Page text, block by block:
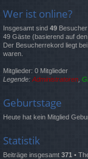
Wer ist online?
Insgesamt sind 49
49 Gäste (basierend auf
Der Besucherrekord liegt bei
waren.
Mitglieder: 0 Mitglieder
Legende: Administratoren
Geburtstage
Heute hat kein Mitglied
Statistik
Beiträge insgesamt 371 •